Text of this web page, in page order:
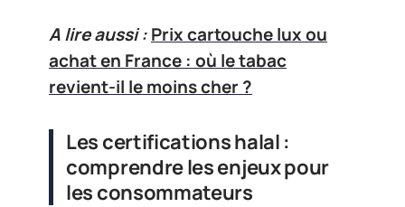
A lire aussi :Prix cartouche lux ou
achat en France : où le tabac
revient-il le moins cher ?
Les certifications halal :
comprendre les enjeux pour
les consommateurs